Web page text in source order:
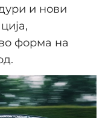
и нови
форма на